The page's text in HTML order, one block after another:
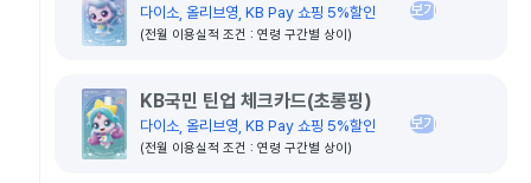
다이소, 올리브영, KB Pay 쇼핑 5%할인
(전월 이용실적 조건 : 연령 구간별 상이)
보기
KB국민 틴업 체크카드(초롱핑)
다이소, 올리브영, KB Pay 쇼핑 5%할인
(전월 이용실적 조건 : 연령 구간별 상이)
보기